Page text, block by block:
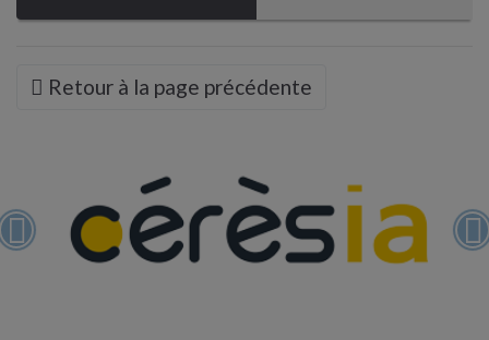
Retour à la page précédente